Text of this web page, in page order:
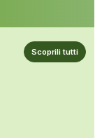
Scoprili tutti